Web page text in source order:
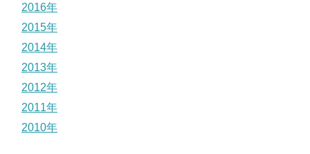
2016年
2015年
2014年
2013年
2012年
2011年
2010年